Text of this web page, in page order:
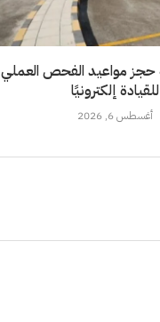
مواعيد الفحص العملي
للقيادة إلكترونيًا
أغسطس 6, 2026